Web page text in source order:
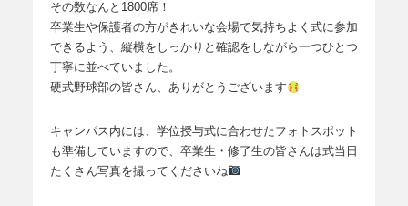
その数なんと1800席！
卒業生や保護者の方がきれいな会場で気持ちよく式に参加
できるよう、縦横をしっかりと確認をしながら一つひとつ
丁寧に並べていました。
硬式野球部の皆さん、ありがとうございます
キャンパス内には、学位授与式に合わせたフォトスポット
も準備していますので、卒業生・修了生の皆さんは式当日
たくさん写真を撮ってくださいね